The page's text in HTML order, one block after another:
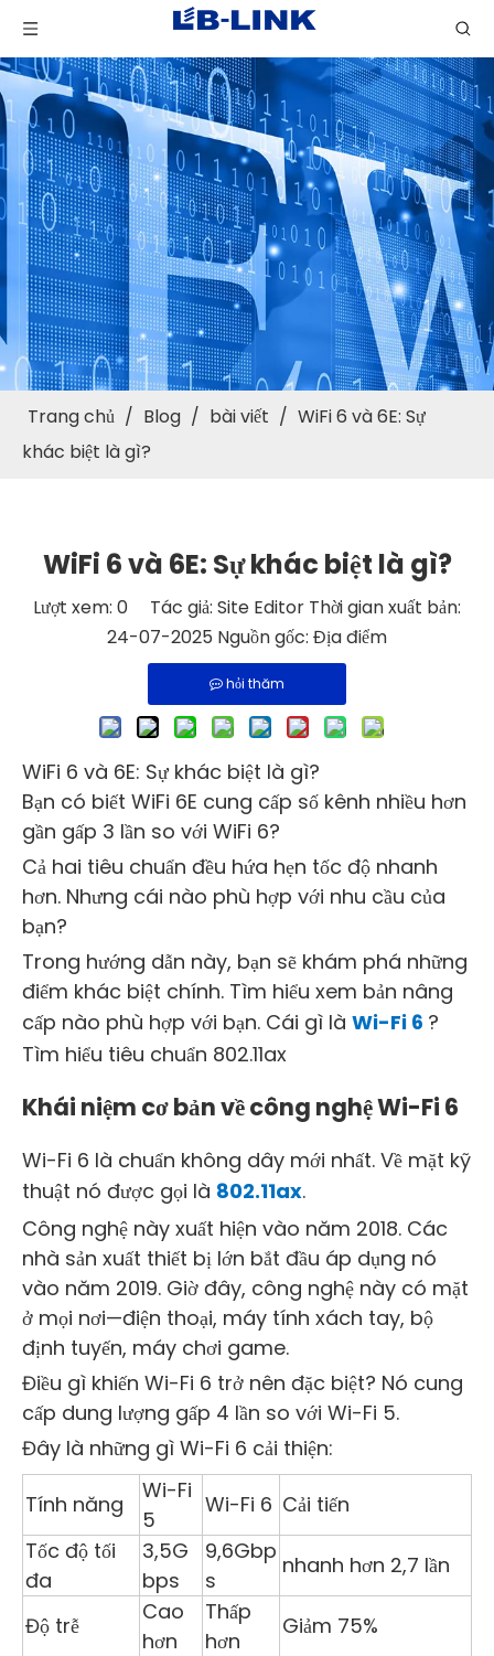
Trang chủ / Blog / bài viết / WiFi 6 và 6E: Sự
khác biệt là gì?
WiFi 6 và 6E: Sự khác biệt là gì?
Lượt xem: 0 Tác giả: Site Editor Thời gian xuất bản:
24-07-2025 Nguồn gốc: Địa điểm
hỏi thăm
WiFi 6 và 6E: Sự khác biệt là gì?
Bạn có biết WiFi 6E cung cấp số kênh nhiều hơn
gần gấp 3 lần so với WiFi 6?
Cả hai tiêu chuẩn đều hứa hẹn tốc độ nhanh
hơn. Nhưng cái nào phù hợp với nhu cầu của
bạn?
Trong hướng dẫn này, bạn sẽ khám phá những
điểm khác biệt chính. Tìm hiểu xem bản nâng
cấp nào phù hợp với bạn. Cái gì là Wi-Fi 6 ?
Tìm hiểu tiêu chuẩn 802.11ax
Khái niệm cơ bản về công nghệ Wi-Fi 6
Wi-Fi 6 là chuẩn không dây mới nhất. Về mặt kỹ
thuật nó được gọi là 802.11ax.
Công nghệ này xuất hiện vào năm 2018. Các
nhà sản xuất thiết bị lớn bắt đầu áp dụng nó
vào năm 2019. Giờ đây, công nghệ này có mặt
ở mọi nơi—điện thoại, máy tính xách tay, bộ
định tuyến, máy chơi game.
Điều gì khiến Wi-Fi 6 trở nên đặc biệt? Nó cung
cấp dung lượng gấp 4 lần so với Wi-Fi 5.
Đây là những gì Wi-Fi 6 cải thiện:
Tính năng
Wi-Fi
5
Wi-Fi 6 Cải tiến
Tốc độ tối
đa
3,5G
bps
9,6Gbp
s
nhanh hơn 2,7 lần
Độ trễ
Cao
hơn
Thấp
hơn
Giảm 75%